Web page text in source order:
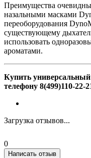
Преимущества
назальными масками
переоборудования
существующему
использовать
ароматами.
Купить у
телефону 8(499)110-22-
Загрузка отзывов...
0
Написать отзыв